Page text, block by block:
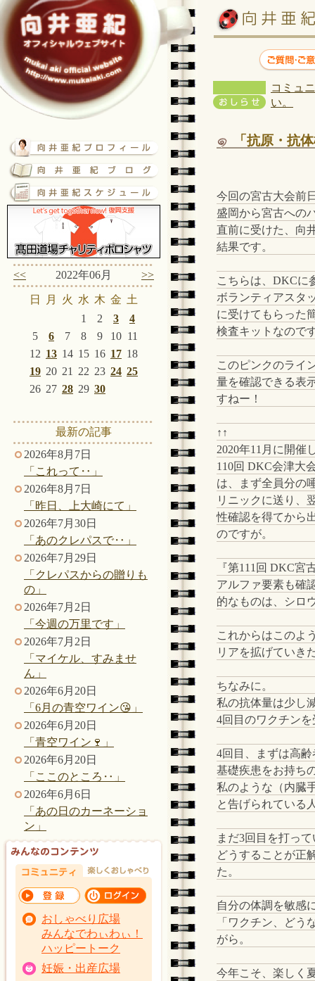
<< 2022年06月 >>
日 月 火 水 木 金 土
1
2 3
4
5
6 7 8 9 10 11
12 13 14 15 16 17 18
19 20 21 22 23 24 25
26 27 28 29 30
最新の記事
2026年8月7日
「これって‥」
2026年8月7日
「昨日、上大崎にて」
2026年7月30日
「あのクレパスで‥」
2026年7月29日
「クレパスからの贈りも
の」
2026年7月2日
「今週の万里です」
2026年7月2日
「マイケル、すみませ
ん」
2026年6月20日
「6月の青空ワイン😘」
2026年6月20日
「青空ワイン🍷」
2026年6月20日
「ここのところ‥」
2026年6月6日
「あの日のカーネーショ
ン」
おしゃべり広場
みんなでわぃわぃ！
ハッピートーク
妊娠・出産広場
コミュ
い。
「抗原・抗
今回の宮古大会前
盛岡から宮古への
直前に受けた、向
結果です。
こちらは、DKCに
ボランティアスタ
に受けてもらった
検査キットなので
このピンクのライ
量を確認できる表
すねー！
↑↑
2020年11月に開催
110回 DKC会津大
は、まず全員分の
リニックに送り、
性確認を得てから
のですが。
『第111回 DKC
アルファ要素も確
的なものは、シロ
これからはこのよ
リアを拡げていき
ちなみに。
私の抗体量は少し
4回目のワクチン
4回目、まずは高
基礎疾患をお持ち
私のような（内臓
と告げられている
まだ3回目を打っ
どうすることが正
た。
自分の体調を敏感
「ワクチン、どう
がら。
今年こそ、楽しく